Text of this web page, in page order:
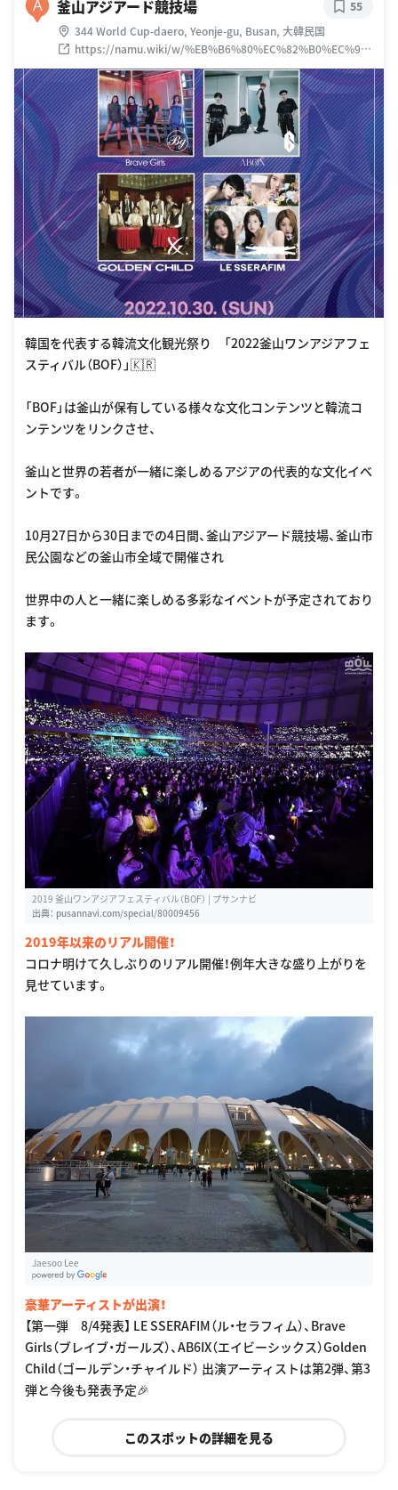
A 釜山アジアード競技場
344 World Cup-daero, Yeonje-gu, Busan, 大韓民国
https://namu.wiki/w/%EB%B6%80%EC%82%B0%EC%95
%84%EC%8B%9C%EC%95%84%EB%93%9C%EC%A3%BC
%EA%B2%BD%EA%B8%B0%EC%9E%A5
55
韓国を代表する韓流文化観光祭り 「2022釜山ワンアジアフェ
スティバル（BOF）」🇰🇷
「BOF」は釜山が保有している様々な文化コンテンツと韓流コ
ンテンツをリンクさせ、
釜山と世界の若者が一緒に楽しめるアジアの代表的な文化イベ
ントです。
10月27日から30日までの4日間、釜山アジアード競技場、釜山市
民公園などの釜山市全域で開催され
世界中の人と一緒に楽しめる多彩なイベントが予定されており
ます。
2019 釜山ワンアジアフェスティバル（BOF） | プサンナビ
出典： pusannavi.com/special/80009456
2019年以来のリアル開催！
コロナ明けて久しぶりのリアル開催！例年大きな盛り上がりを
見せています。
Jaesoo Lee
豪華アーティストが出演！
【第一弾 8/4発表】 LE SSERAFIM（ル・セラフィム）、Brave
Girls（ブレイブ・ガールズ）、AB6IX（エイビーシックス）Golden
Child（ゴールデン・チャイルド） 出演アーティストは第2弾、第3
弾と今後も発表予定🎉
このスポットの詳細を見る